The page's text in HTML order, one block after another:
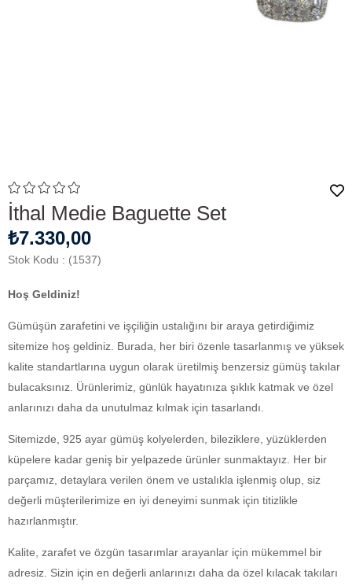
İthal Medie Baguette Set
₺7.330,00
Stok Kodu (1537)
Hoş Geldiniz!
Gümüşün zarafetini ve işçiliğin ustalığını bir araya getirdiğimiz
sitemize hoş geldiniz. Burada, her biri özenle tasarlanmış ve yüksek
kalite standartlarına uygun olarak üretilmiş benzersiz gümüş takılar
bulacaksınız. Ürünlerimiz, günlük hayatınıza şıklık katmak ve özel
anlarınızı daha da unutulmaz kılmak için tasarlandı.
Sitemizde, 925 ayar gümüş kolyelerden, bileziklere, yüzüklerden
küpelere kadar geniş bir yelpazede ürünler sunmaktayız. Her bir
parçamız, detaylara verilen önem ve ustalıkla işlenmiş olup, siz
değerli müşterilerimize en iyi deneyimi sunmak için titizlikle
hazırlanmıştır.
Kalite, zarafet ve özgün tasarımlar arayanlar için mükemmel bir
adresiz. Sizin için en değerli anlarınızı daha da özel kılacak takıları